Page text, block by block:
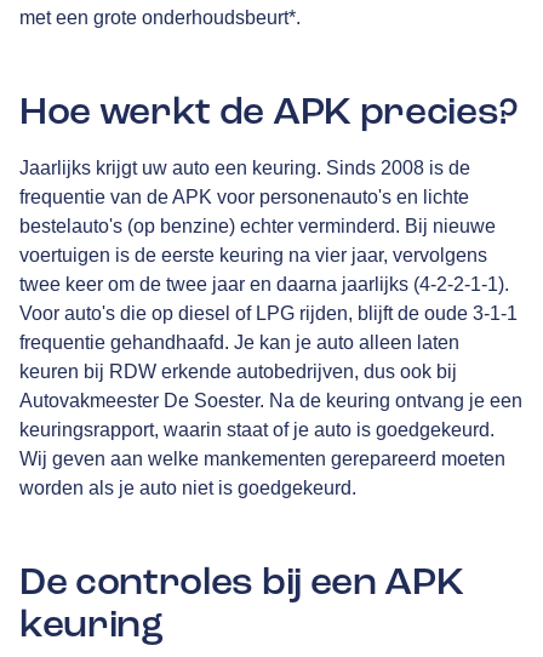
met een grote onderhoudsbeurt*.
Hoe werkt de APK precies?
Jaarlijks krijgt uw auto een keuring. Sinds 2008 is de
frequentie van de APK voor personenauto's en lichte
bestelauto's (op benzine) echter verminderd. Bij nieuwe
voertuigen is de eerste keuring na vier jaar, vervolgens
twee keer om de twee jaar en daarna jaarlijks (4-2-2-1-1).
Voor auto's die op diesel of LPG rijden, blijft de oude 3-1-1
frequentie gehandhaafd. Je kan je auto alleen laten
keuren bij RDW erkende autobedrijven, dus ook bij
Autovakmeester De Soester. Na de keuring ontvang je een
keuringsrapport, waarin staat of je auto is goedgekeurd.
Wij geven aan welke mankementen gerepareerd moeten
worden als je auto niet is goedgekeurd.
De controles bij een APK
keuring